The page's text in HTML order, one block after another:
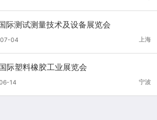
际测试测量技术及设备展览会
上海
04
际塑料橡胶工业展览会
宁波
14